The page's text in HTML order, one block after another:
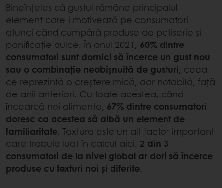
Bineînțeles că gustul rămâne principalul
element care-i motivează pe consumatori
atunci când cumpără produse de patiserie și
panificație dulce. În anul 2021, 60% dintre
consumatori sunt dornici să încerce un gust nou
sau o combinație neobișnuită de gusturi, ceea
ce reprezintă o creștere mică, dar notabilă, față
de anii anteriori. Cu toate acestea, când
încearcă noi alimente, 67% dintre consumatori
doresc ca acestea să aibă un element de
familiaritate. Textura este un alt factor important
care trebuie luat în calcul aici. 2 din 3
consumatori de la nivel global ar dori să încerce
produse cu texturi noi și diferite.